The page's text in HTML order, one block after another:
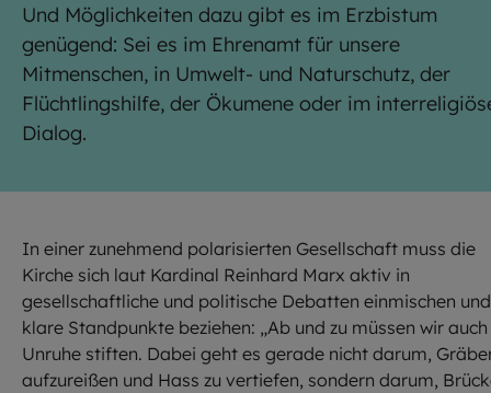
Und Möglichkeiten dazu gibt es im Erzbistum
genügend: Sei es im Ehrenamt für unsere
Mitmenschen, in Umwelt- und Naturschutz, der
Flüchtlingshilfe, der Ökumene oder im
Dialog.
In einer zunehmend polarisierten Gesellschaft muss die
Kirche sich laut Kardinal Reinhard Marx aktiv in
gesellschaftliche und politische Debatten einmischen und
klare Standpunkte beziehen: „Ab und zu müssen wir auch
Unruhe stiften. Dabei geht es gerade nicht darum,
aufzureißen und Hass zu vertiefen, sondern darum,